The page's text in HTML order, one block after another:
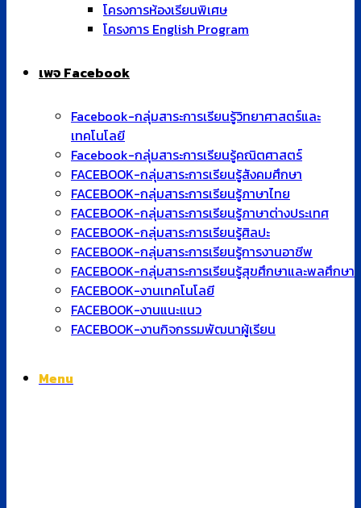
โครงการห้องเรียนพิเศษ
โครงการ English Program
เพจ Facebook
Facebook-กลุ่มสาระการเรียนรู้วิทยาศาสตร์และ
เทคโนโลยี
Facebook-กลุ่มสาระการเรียนรู้คณิตศาสตร์
FACEBOOK-กลุ่มสาระการเรียนรู้สังคมศึกษา
FACEBOOK-กลุ่มสาระการเรียนรู้ภาษาไทย
FACEBOOK-กลุ่มสาระการเรียนรู้ภาษาต่างประเทศ
FACEBOOK-กลุ่มสาระการเรียนรู้ศิลปะ
FACEBOOK-กลุ่มสาระการเรียนรู้การงานอาชีพ
FACEBOOK-กลุ่มสาระการเรียนรู้สุขศึกษาและพลศึกษา
FACEBOOK-งานเทคโนโลยี
FACEBOOK-งานแนะแนว
FACEBOOK-งานกิจกรรมพัฒนาผู้เรียน
Menu